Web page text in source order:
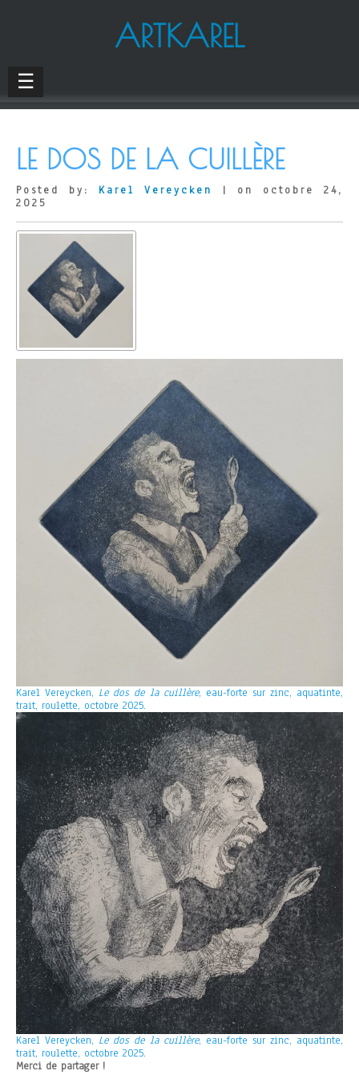
ARTKAREL
☰
LE DOS DE LA CUILLÈRE
Posted by: Karel Vereycken
| on octobre 24,
2025
Karel Vereycken, Le dos de la cuillère, eau-forte sur zinc, aquatinte,
trait, roulette, octobre 2025.
Karel Vereycken, Le dos de la cuillère, eau-forte sur zinc, aquatinte,
trait, roulette, octobre 2025.
Merci de partager !